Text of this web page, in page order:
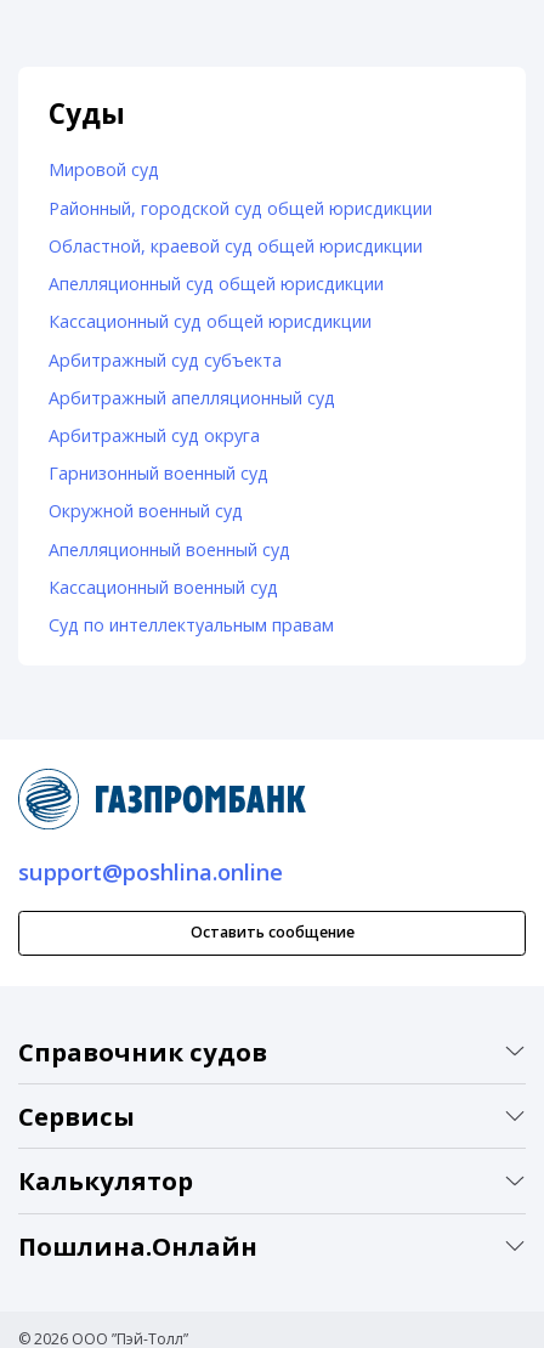
Суды
Мировой суд
Районный, городской суд общей юрисдикции
Областной, краевой суд общей юрисдикции
Апелляционный суд общей юрисдикции
Кассационный суд общей юрисдикции
Арбитражный суд субъекта
Арбитражный апелляционный суд
Арбитражный суд округа
Гарнизонный военный суд
Окружной военный суд
Апелляционный военный суд
Кассационный военный суд
Суд по интеллектуальным правам
support@poshlina.online
Оставить сообщение
Справочник судов
Сервисы
Калькулятор
Пошлина.Онлайн
© 2026 ООО ”Пэй-Толл”